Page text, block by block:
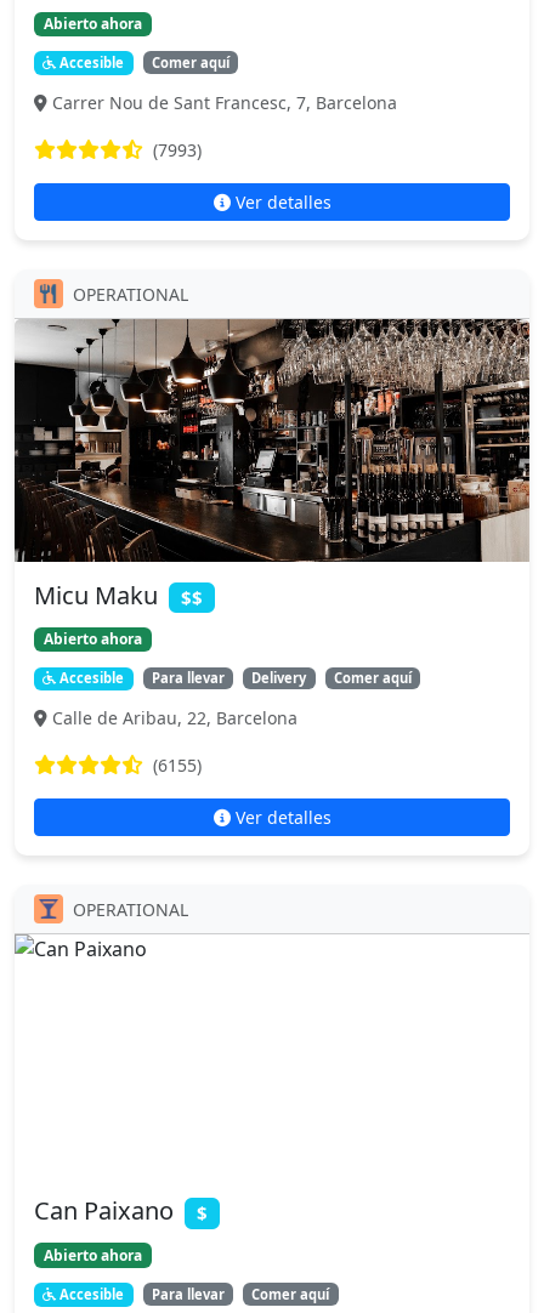
Abierto ahora
Accesible Comer aquí
Carrer Nou de Sant Francesc, 7, Barcelona
(7993)
Ver detalles
OPERATIONAL
Micu Maku $$
Abierto ahora
Accesible Para llevar Delivery Comer aquí
Calle de Aribau, 22, Barcelona
(6155)
Ver detalles
OPERATIONAL
Can Paixano $
Abierto ahora
Accesible Para llevar Comer aquí